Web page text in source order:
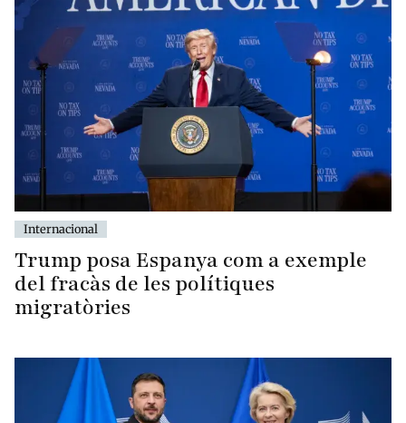
Internacional
Trump posa Espanya com a exemple
del fracàs de les polítiques
migratòries